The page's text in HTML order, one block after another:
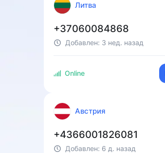
Литва
+37060084868
Добавлен: 3 нед. назад
Online
Австрия
+4366001826081
Добавлен: 6 д. назад